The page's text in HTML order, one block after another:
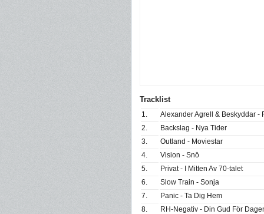
Tracklist
1.
Alexander Agrell & Beskyddar -
2.
Backslag - Nya Tider
3.
Outland - Moviestar
4.
Vision - Snö
5.
Privat - I Mitten Av 70-talet
6.
Slow Train - Sonja
7.
Panic - Ta Dig Hem
8.
RH-Negativ - Din Gud För